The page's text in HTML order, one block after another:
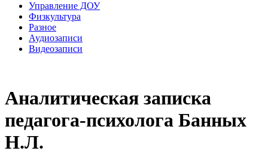
Управление ДОУ
Физкультура
Разное
Аудиозаписи
Видеозаписи
Аналитическая записка
педагога-психолога Банных
Н.Л.